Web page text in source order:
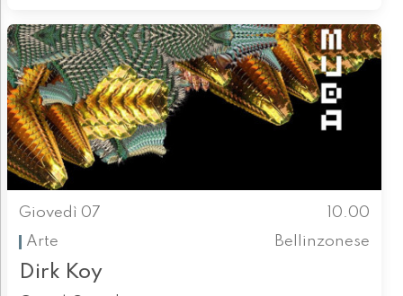
Giovedì 07
10.00
Arte
Bellinzonese
Dirk Koy